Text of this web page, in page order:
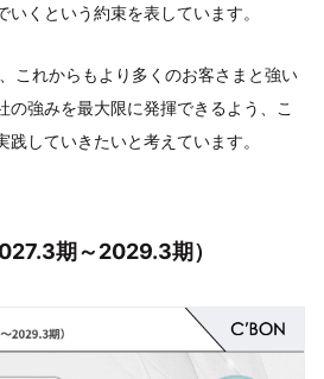
くという約束を表しています。
これからもより多くのお客さまと強い
の強みを最大限に発揮できるよう、こ
していきたいと考えています。
期～2029.3期）